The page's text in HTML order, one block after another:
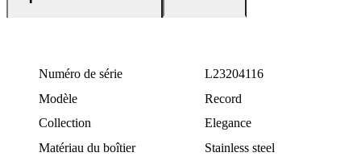
Numéro de série
L23204116
Modèle
Record
Collection
Elegance
Matériau du boîtier
Stainless steel